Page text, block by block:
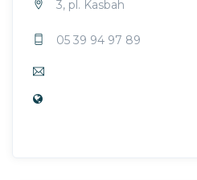
3, pl. Kasbah
05 39 94 97 89